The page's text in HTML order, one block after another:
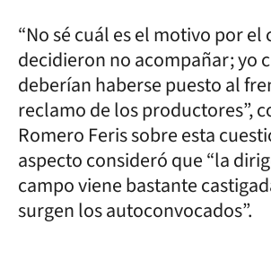
“No sé cuál es el motivo por el
decidieron no acompañar; yo
deberían haberse puesto al
reclamo de los productores”,
Romero Feris sobre esta
aspecto consideró que “la
campo viene bastante
surgen los autoconvocados”.